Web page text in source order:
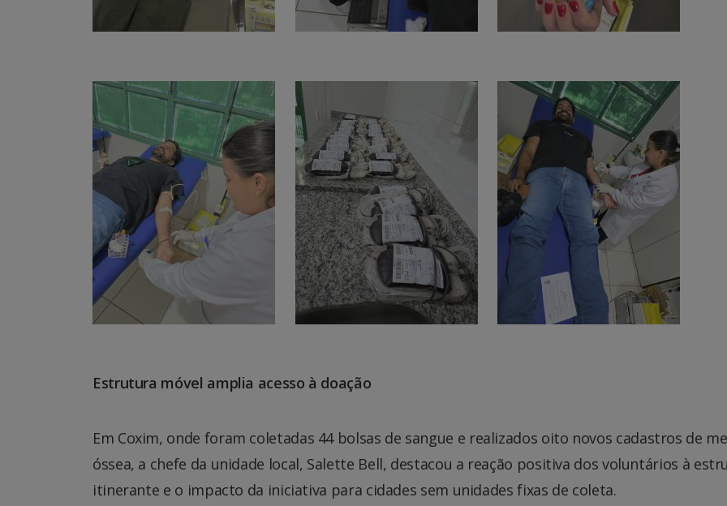
Estrutura móvel amplia acesso à doação
Em Coxim, onde foram coletadas 44 bolsas de sangue e realizados oito novos cadastros de
óssea, a chefe da unidade local, Salette Bell, destacou a reação positiva dos voluntários à
itinerante e o impacto da iniciativa para cidades sem unidades fixas de coleta.